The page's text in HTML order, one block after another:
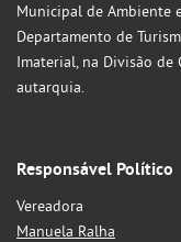
Municipal de Ambiente
Departamento de
Imaterial, na Divisão de
autarquia.
Responsável Político
Vereadora
Manuela Ralha